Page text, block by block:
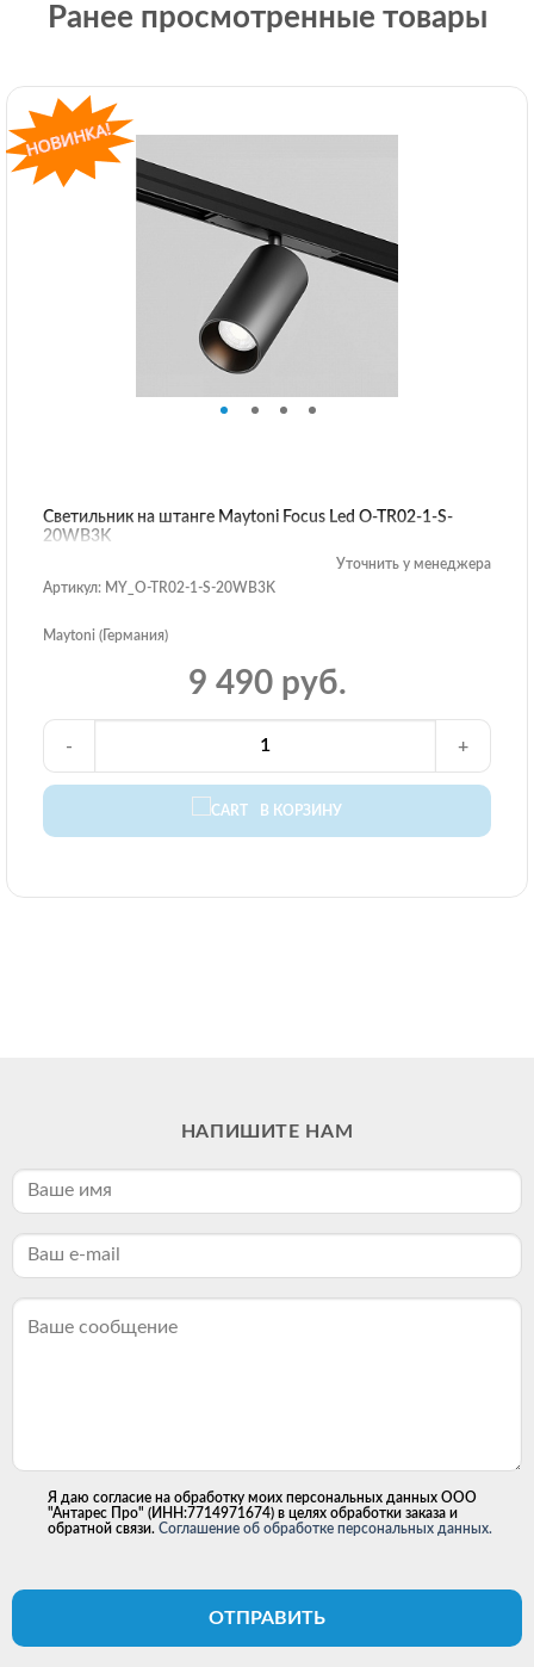
Ранее просмотренные товары
Светильник на штанге Maytoni Focus Led O-TR02-1-S-
20WB3K
Уточнить у менеджера
Артикул: MY_O-TR02-1-S-20WB3K
Maytoni (Германия)
9 490 руб.
В КОРЗИНУ
- +
НАПИШИТЕ НАМ
Я даю согласие на обработку моих персональных данных ООО
"Антарес Про" (ИНН:7714971674) в целях обработки заказа и
обратной связи. Соглашение об обработке персональных данных.
ОТПРАВИТЬ